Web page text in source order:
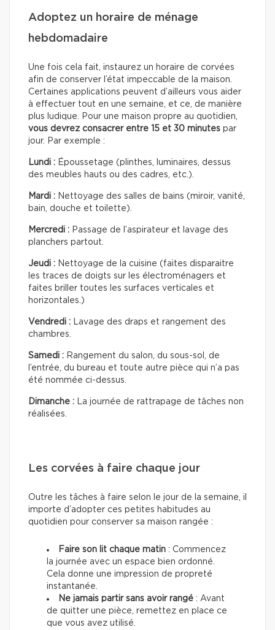
Adoptez un horaire de ménage
hebdomadaire
Une fois cela fait, instaurez un horaire de corvées
afin de conserver l’état impeccable de la maison.
Certaines applications peuvent d’ailleurs vous aider
à effectuer tout en une semaine, et ce, de manière
plus ludique. Pour une maison propre au quotidien,
vous devrez consacrer entre 15 et 30 minutes par
jour. Par exemple :
Lundi : Époussetage (plinthes, luminaires, dessus
des meubles hauts ou des cadres, etc.).
Mardi : Nettoyage des salles de bains (miroir, vanité,
bain, douche et toilette).
Mercredi : Passage de l’aspirateur et lavage des
planchers partout.
Jeudi : Nettoyage de la cuisine (faites disparaitre
les traces de doigts sur les électroménagers et
faites briller toutes les surfaces verticales et
horizontales.)
Vendredi : Lavage des draps et rangement des
chambres.
Samedi : Rangement du salon, du sous-sol, de
l’entrée, du bureau et toute autre pièce qui n’a pas
été nommée ci-dessus.
Dimanche : La journée de rattrapage de tâches non
réalisées.
Les corvées à faire chaque jour
Outre les tâches à faire selon le jour de la semaine, il
importe d’adopter ces petites habitudes au
quotidien pour conserver sa maison rangée :
Faire son lit chaque matin : Commencez
la journée avec un espace bien ordonné.
Cela donne une impression de propreté
instantanée.
Ne jamais partir sans avoir rangé : Avant
de quitter une pièce, remettez en place ce
que vous avez utilisé.